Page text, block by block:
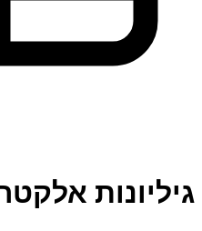
גיליונות